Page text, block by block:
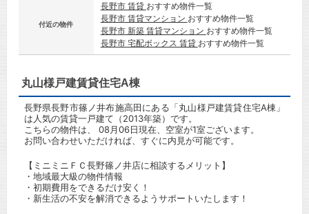
付近の物件
長野市 賃貸 おすすめ物件一覧
長野市 賃貸マンション おすすめ物件一覧
長野市 新築 賃貸マンション おすすめ物件一覧
長野市 宅配ボックス 賃貸 おすすめ物件一覧
丸山様戸建賃貸住宅A棟
長野県長野市篠ノ井布施高田にある「丸山様戸建賃貸住宅A棟」
は人気の賃貸一戸建て（2013年築）です。
こちらの物件は、 08月06日現在、空室が1室ございます。
お問い合わせいただければ、すぐに内見が可能です。
【ミニミニＦＣ長野篠ノ井店に相談するメリット】
・地域最大級の物件情報
・初期費用をできるだけ安く！
・新生活の不安を解消できるようサポートいたします！